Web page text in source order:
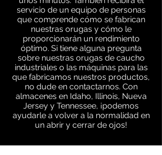
servicio de un equipo de personas
que comprende cómo se fabrican
nuestras orugas y cómo le
proporcionarán un rendimiento
óptimo. Si tiene alguna pregunta
sobre nuestras orugas de caucho
industriales o las máquinas para las
que fabricamos nuestros productos,
no dude en contactarnos. Con
almacenes en Idaho, Illinois, Nueva
Jersey y Tennessee, ¡podemos
ayudarle a volver a la normalidad en
un abrir y cerrar de ojos!